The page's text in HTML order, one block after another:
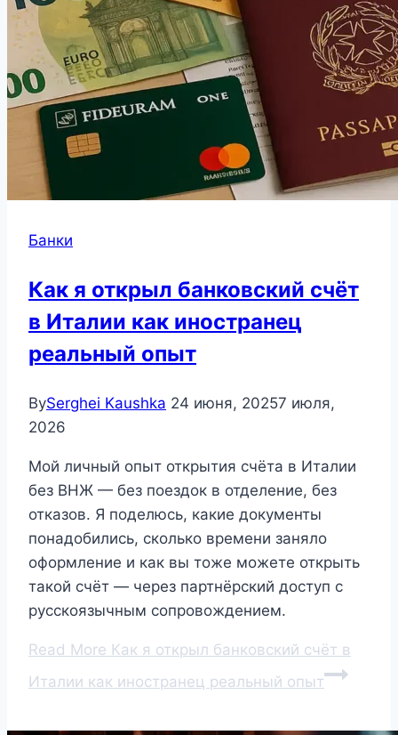
Банки
Как я открыл банковский счёт
в Италии как иностранец
реальный опыт
BySerghei Kaushka 24 июня, 20257 июля,
2026
Мой личный опыт открытия счёта в Италии
без ВНЖ — без поездок в отделение, без
отказов. Я поделюсь, какие документы
понадобились, сколько времени заняло
оформление и как вы тоже можете открыть
такой счёт — через партнёрский доступ с
русскоязычным сопровождением.
Read More Как я открыл банковский счёт в
Италии как иностранец реальный опыт